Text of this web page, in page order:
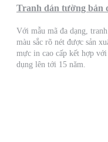
Tranh dán tường bản
Với mẫu mã đa dạng,
màu sắc rõ nét được sản
mực in cao cấp kết hợp
dụng lên tới 15 năm.